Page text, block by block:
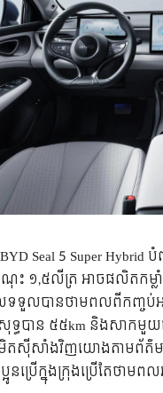
Seal 5 Super Hybrid
ចំណុះ ១,៥លីត្រ អាចផលិត
លទទួលបានថាមពលពីកញ្ចប់
ធបាន ៥៥km និងសាកមួ
តស៊ីសាំងវិញយោងតាមព័ត៌
នប្រើក្នុងក្រុងប្រើតែថា